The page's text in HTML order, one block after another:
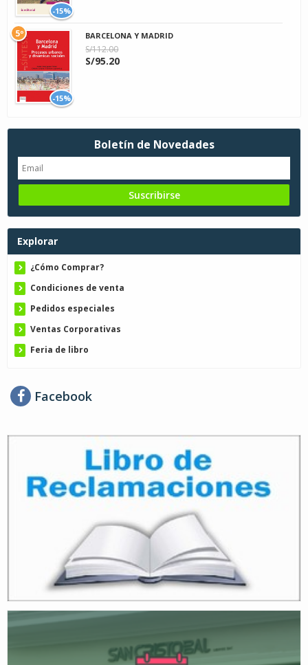
-15%
-15%
BARCELONA Y MADRID
S/112.00
S/95.20
5º
Boletín de Novedades
Explorar
¿Cómo Comprar?
Condiciones de venta
Pedidos especiales
Ventas Corporativas
Feria de libro
Facebook